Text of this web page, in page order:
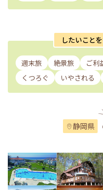
したいこと
週末旅 絶景旅 ご利
くつろぐ
いやされる
静岡県